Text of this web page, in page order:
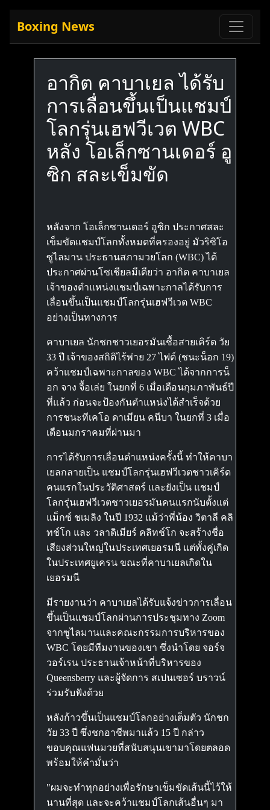
Boxing News
อากิต คาบาเยล ได้รับ
การเลื่อนขึ้นเป็นแชมป์
โลกรุ่นเฮฟวีเวต WBC
หลัง โอเล็กซานเดอร์ อู
ซิก สละเข็มขัด
หลังจาก โอเล็กซานเดอร์ อูซิก ประกาศสละ
เข็มขัดแชมป์โลกทั้งหมดที่ครองอยู่ มัวริซิโอ
ซูไลมาน ประธานสภามวยโลก (WBC) ได้
ประกาศผ่านโซเชียลมีเดียว่า อากิต คาบาเยล
เจ้าของตำแหน่งแชมป์เฉพาะกาลได้รับการ
เลื่อนขึ้นเป็นแชมป์โลกรุ่นเฮฟวีเวต WBC
อย่างเป็นทางการ
คาบาเยล นักชกชาวเยอรมันเชื้อสายเคิร์ด วัย
33 ปี เจ้าของสถิติไร้พ่าย 27 ไฟต์ (ชนะน็อก 19)
คว้าแชมป์เฉพาะกาลของ WBC ได้จากการน็
อก จาง จื้อเล่ย ในยกที่ 6 เมื่อเดือนกุมภาพันธ์ปี
ที่แล้ว ก่อนจะป้องกันตำแหน่งได้สำเร็จด้วย
การชนะทีเคโอ ดาเมียน คนีบา ในยกที่ 3 เมื่อ
เดือนมกราคมที่ผ่านมา
การได้รับการเลื่อนตำแหน่งครั้งนี้ ทำให้คาบา
เยลกลายเป็น แชมป์โลกรุ่นเฮฟวีเวตชาวเคิร์ด
คนแรกในประวัติศาสตร์ และยังเป็น แชมป์
โลกรุ่นเฮฟวีเวตชาวเยอรมันคนแรกนับตั้งแต่
แม็กซ์ ชเมลิง ในปี 1932 แม้ว่าพี่น้อง วิตาลี คลิ
ทช์โก และ วลาดิเมียร์ คลิทช์โก จะสร้างชื่อ
เสียงส่วนใหญ่ในประเทศเยอรมนี แต่ทั้งคู่เกิด
ในประเทศยูเครน ขณะที่คาบาเยลเกิดใน
เยอรมนี
มีรายงานว่า คาบาเยลได้รับแจ้งข่าวการเลื่อน
ขึ้นเป็นแชมป์โลกผ่านการประชุมทาง Zoom
จากซูไลมานและคณะกรรมการบริหารของ
WBC โดยมีทีมงานของเขา ซึ่งนำโดย จอร์จ
วอร์เรน ประธานเจ้าหน้าที่บริหารของ
Queensberry และผู้จัดการ สเปนเซอร์ บราวน์
ร่วมรับฟังด้วย
หลังก้าวขึ้นเป็นแชมป์โลกอย่างเต็มตัว นักชก
วัย 33 ปี ซึ่งชกอาชีพมาแล้ว 15 ปี กล่าว
ขอบคุณแฟนมวยที่สนับสนุนเขามาโดยตลอด
พร้อมให้คำมั่นว่า
"ผมจะทำทุกอย่างเพื่อรักษาเข็มขัดเส้นนี้ไว้ให้
นานที่สุด และจะคว้าแชมป์โลกเส้นอื่นๆ มา